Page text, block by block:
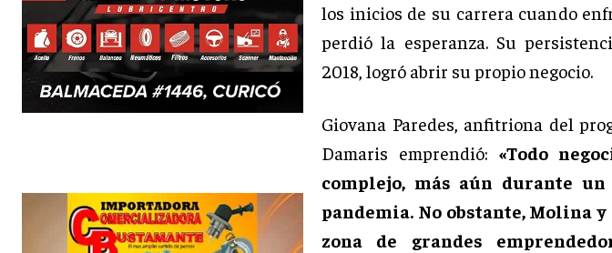
los inicios de su carrera cuando
perdió la esperanza. Su
2018, logró abrir su propio negocio.
Giovana Paredes, anfitriona del
Damaris emprendió:«Todo
complejo, más aún durante
pandemia. No obstante, Molina
zona de grandes